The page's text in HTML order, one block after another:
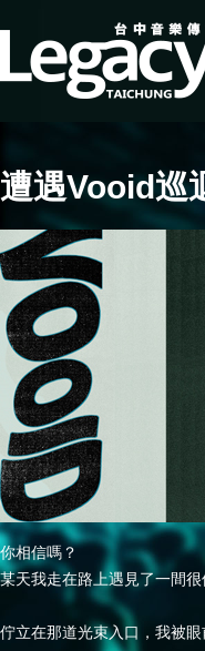
遭遇Vooid巡
你相信嗎？
某天我走在路上遇見了一間
佇立在那道光束入口，我被